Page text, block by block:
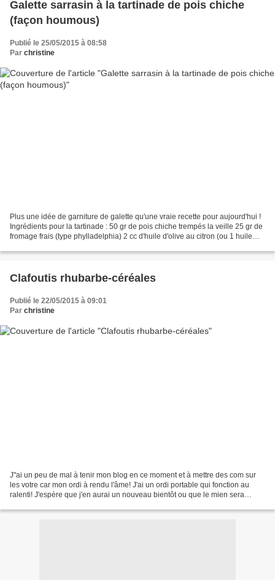
Galette sarrasin à la tartinade de pois chiche
(façon houmous)
Publié le 25/05/2015 à 08:58
Par christine
Plus une idée de garniture de galette qu'une vraie recette pour aujourd'hui !
Ingrédients pour la tartinade : 50 gr de pois chiche trempés la veille 25 gr de
fromage frais (type phylladelphia) 2 cc d'huile d'olive au citron (ou 1 huile
Clafoutis rhubarbe-céréales
Publié le 22/05/2015 à 09:01
Par christine
J"ai un peu de mal à tenir mon blog en ce moment et à mettre des com sur
les votre car mon ordi à rendu l'âme! J'ai un ordi portable qui fonction au
ralenti! J'espère que j'en aurai un nouveau bientôt ou que le mien sera